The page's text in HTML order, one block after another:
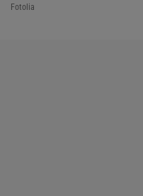
Fotolia